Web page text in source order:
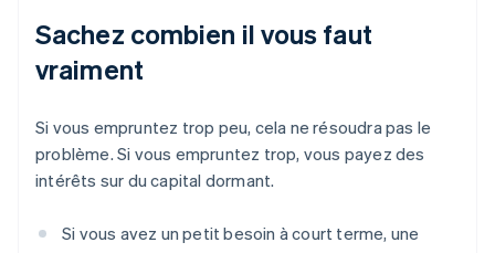
Sachez combien il vous faut
vraiment
Si vous empruntez trop peu, cela ne résoudra pas le
problème. Si vous empruntez trop, vous payez des
intérêts sur du capital dormant.
Si vous avez un petit besoin à court terme, une